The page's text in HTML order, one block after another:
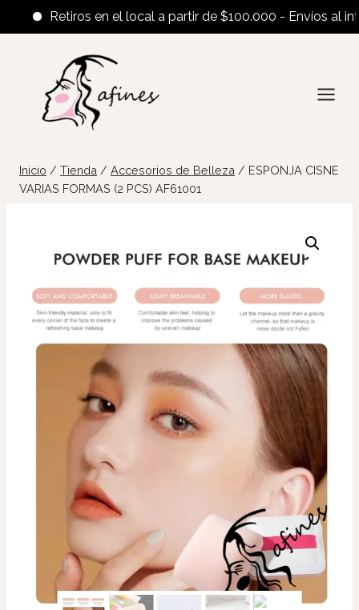
Retiros en el local a partir de $100.000 - Envíos al
contenido
Inicio / Tienda / Accesorios de Belleza / ESPONJA CISNE
VARIAS FORMAS (2 PCS) AF61001